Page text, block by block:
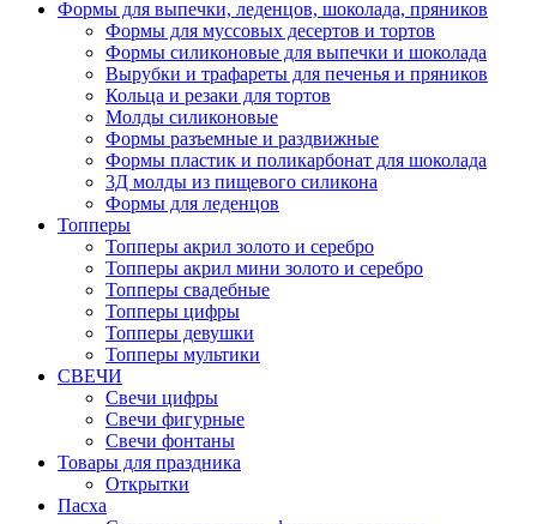
Формы для выпечки, леденцов, шоколада, пряников
Формы для муссовых десертов и тортов
Формы силиконовые для выпечки и шоколада
Вырубки и трафареты для печенья и пряников
Кольца и резаки для тортов
Молды силиконовые
Формы разъемные и раздвижные
Формы пластик и поликарбонат для шоколада
3Д молды из пищевого силикона
Формы для леденцов
Топперы
Топперы акрил золото и серебро
Топперы акрил мини золото и серебро
Топперы свадебные
Топперы цифры
Топперы девушки
Топперы мультики
СВЕЧИ
Свечи цифры
Свечи фигурные
Свечи фонтаны
Товары для праздника
Открытки
Пасха